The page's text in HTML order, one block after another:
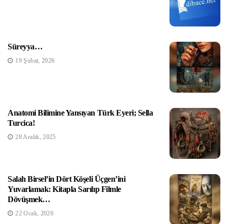
Süreyya…
19 Şubat, 2026
Anatomi Bilimine Yansıyan Türk Eyeri; Sella
Turcica!
28 Aralık, 2025
Salah Birsel’in Dört Köşeli Üçgen’ini
Yuvarlamak: Kitapla Sarılıp Filmle
Dövüşmek…
22 Ocak, 2026